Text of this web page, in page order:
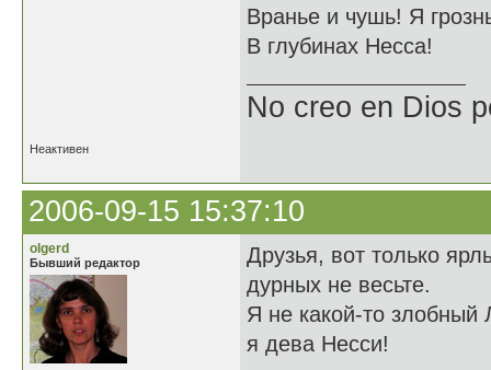
Вранье и чушь! Я
В глубинах Несса!
No creo en Dios
Неактивен
2006-09-15 15:37:10
olgerd
Бывший редактор
Друзья, вот только
дурных не весьте.
Я не какой-то злобный
я дева Несси!